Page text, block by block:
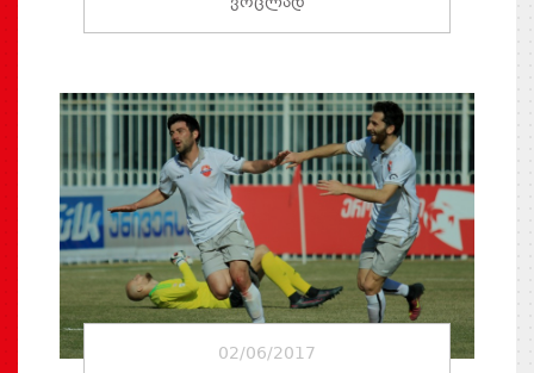
02/06/2017